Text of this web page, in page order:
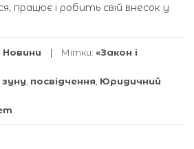
працює і робить свій внесок у
Новини Мітки: «Закон і
зуну посвідчення Юридичний